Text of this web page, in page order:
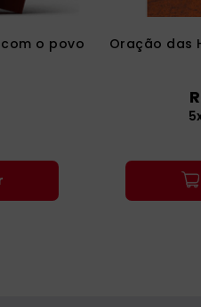
o povo Oração das
5